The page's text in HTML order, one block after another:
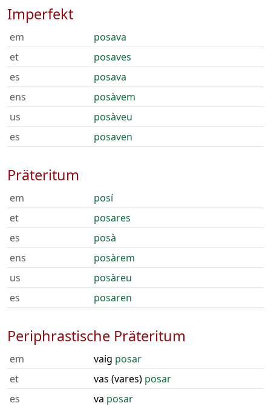
Imperfekt
em
posava
et
posaves
es
posava
ens
posàvem
us
posàveu
es
posaven
Präteritum
em
posí
et
posares
es
posà
ens
posàrem
us
posàreu
es
posaren
Periphrastische Präteritum
em vaig posar
et
vas (vares) posar
es
va posar